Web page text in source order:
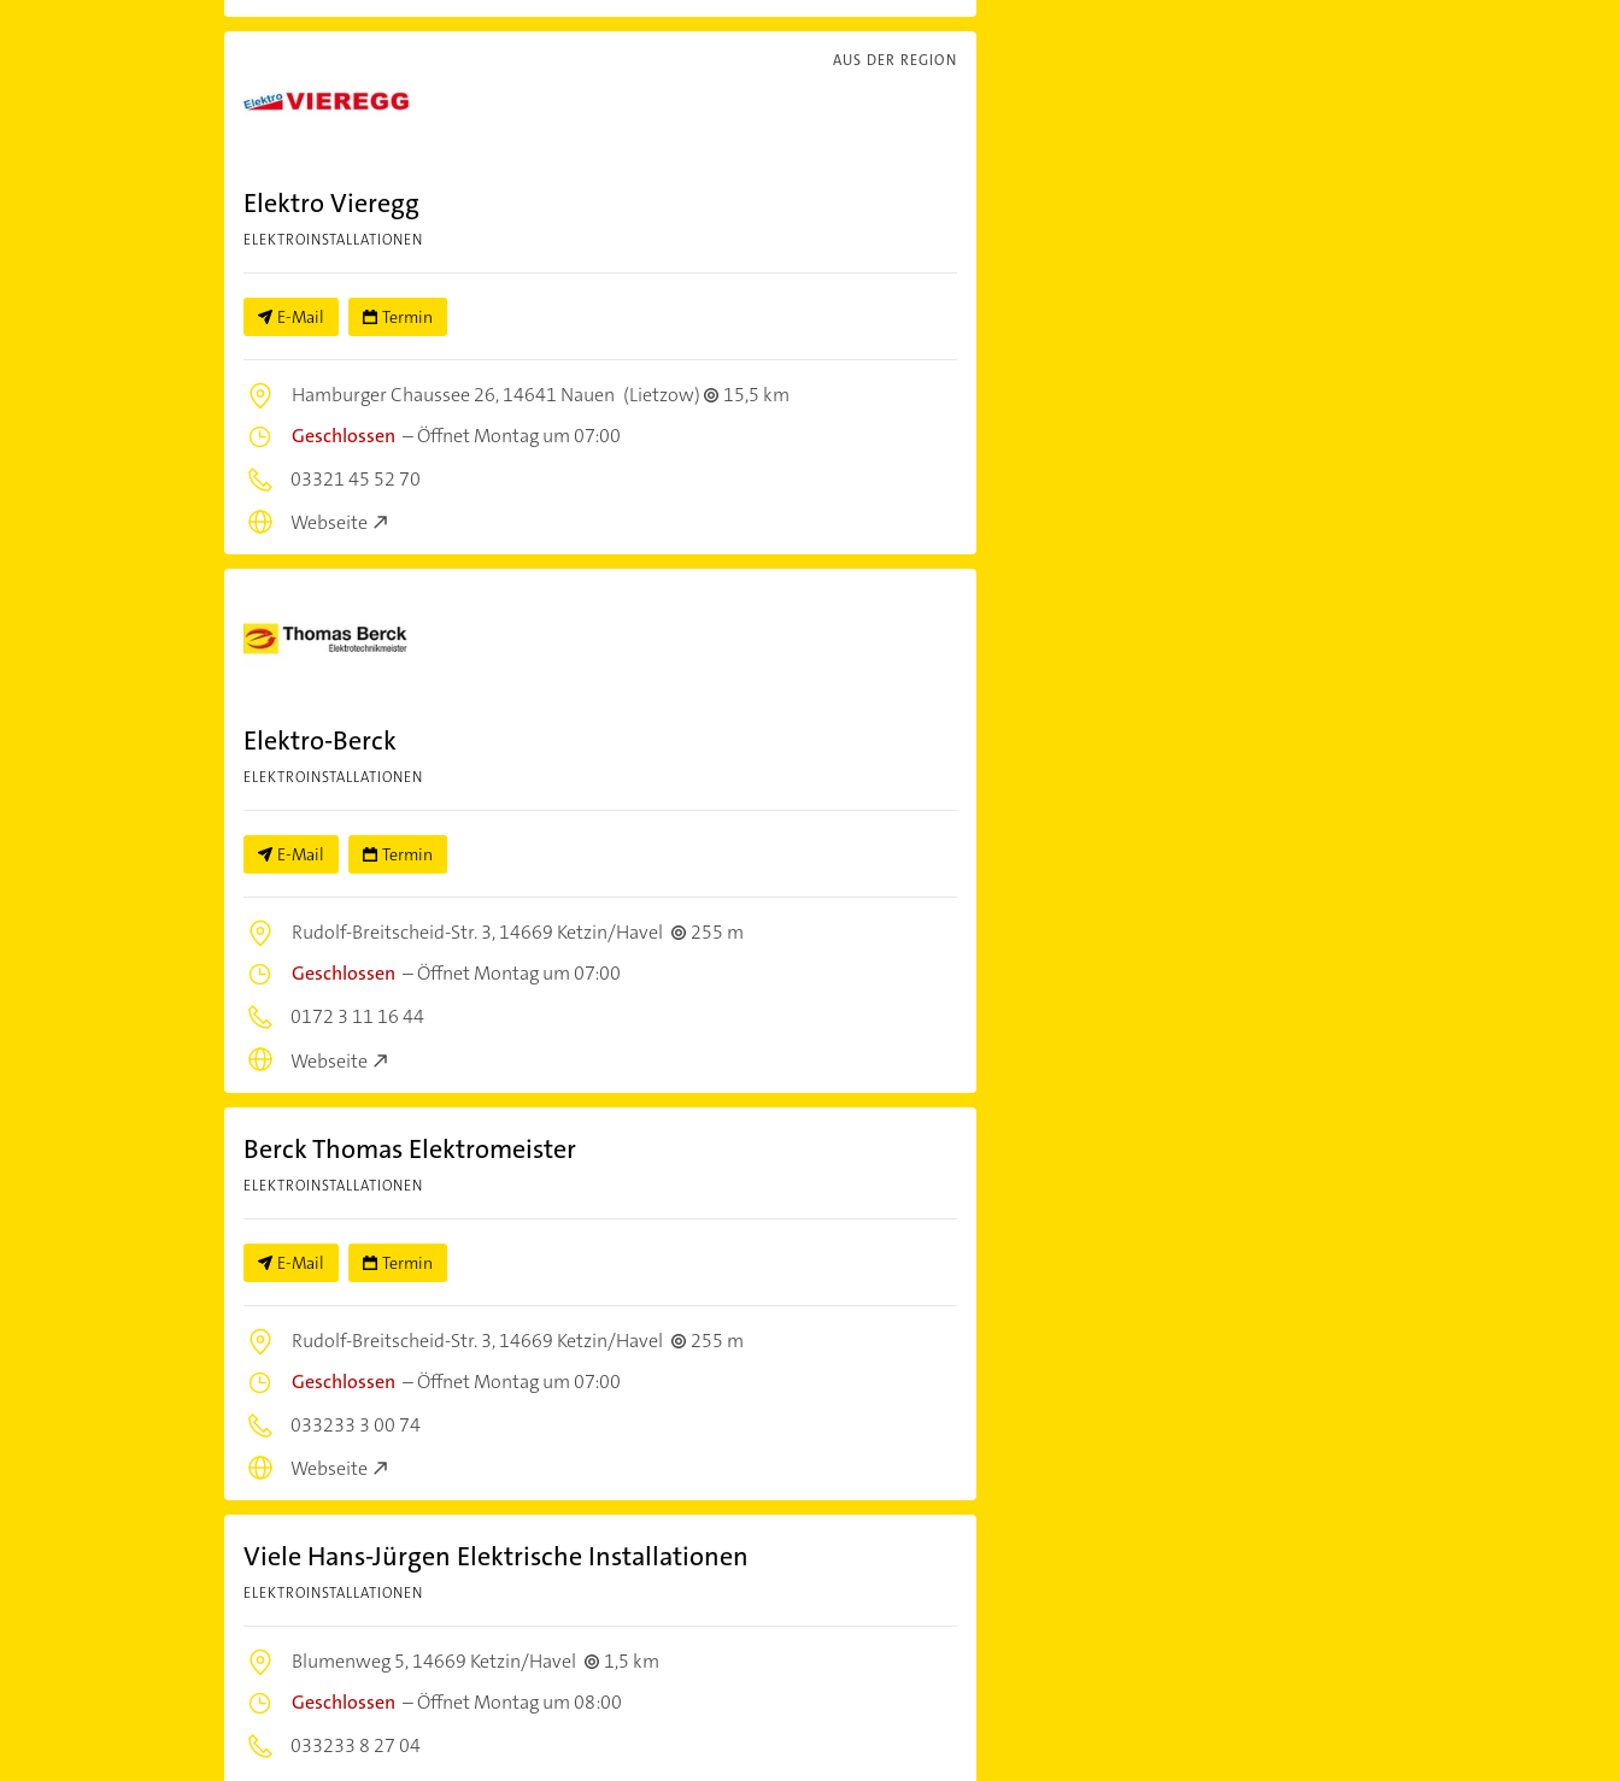
AUS DER REGION
Elektro Vieregg
ELEKTROINSTALLATIONEN
E-Mail Termin
Hamburger Chaussee 26,14641 Nauen (Lietzow)
15,5 km
Geschlossen –Öffnet Montag um 07:00
03321 45 52 70
Webseite
Elektro-Berck
ELEKTROINSTALLATIONEN
E-Mail Termin
Rudolf-Breitscheid-Str. 3,14669 Ketzin/Havel
255 m
Geschlossen –Öffnet Montag um 07:00
0172 3 11 16 44
Webseite
Berck Thomas Elektromeister
ELEKTROINSTALLATIONEN
E-Mail Termin
Rudolf-Breitscheid-Str. 3,14669 Ketzin/Havel
255 m
Geschlossen –Öffnet Montag um 07:00
033233 3 00 74
Webseite
Viele Hans-Jürgen Elektrische Installationen
ELEKTROINSTALLATIONEN
Blumenweg 5,14669 Ketzin/Havel
1,5 km
Geschlossen –Öffnet Montag um 08:00
033233 8 27 04